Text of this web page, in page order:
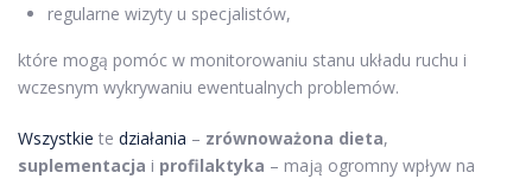
regularne wizyty u specjalistów,
które mogą pomóc w monitorowaniu stanu układu ruchu i
wczesnym wykrywaniu ewentualnych problemów.
Wszystkie te działania – zrównoważona dieta,
suplementacja i profilaktyka – mają ogromny wpływ na